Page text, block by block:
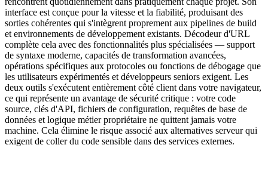
interface est conçue pour la vitesse et la fiabilité, produisant des
sorties cohérentes qui s'intègrent proprement aux pipelines de build
et environnements de développement existants. Décodeur d'URL
complète cela avec des fonctionnalités plus spécialisées — support
de syntaxe moderne, capacités de transformation avancées,
opérations spécifiques aux protocoles ou fonctions de débogage que
les utilisateurs expérimentés et développeurs seniors exigent. Les
deux outils s'exécutent entièrement côté client dans votre navigateur,
ce qui représente un avantage de sécurité critique : votre code
source, clés d'API, fichiers de configuration, requêtes de base de
données et logique métier propriétaire ne quittent jamais votre
machine. Cela élimine le risque associé aux alternatives serveur qui
exigent de coller du code sensible dans des services externes.